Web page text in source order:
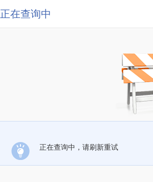
正在查询中
正在查询中，请刷新重试